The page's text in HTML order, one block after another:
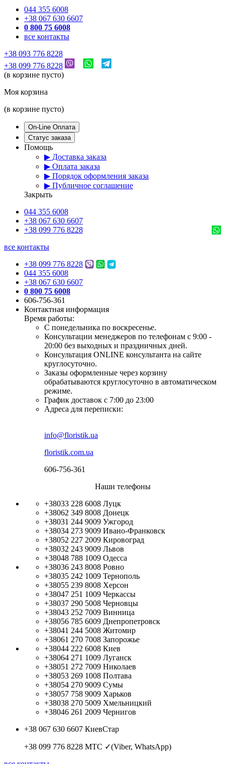
044 355 6008
+38 067 630 6607
0 800 75 6008
все контакты
+38 093 776 8228
+38 099 776 8228
(в корзине пусто)
Моя корзина
(в корзине пусто)
On-Line Оплата
Статус заказа
Помощь
▶ Доставка заказа
▶ Оплата заказа
▶ Порядок оформления заказа
▶ Публичное соглашение
Закрыть
044 355 6008
+38 067 630 6607
+38 099 776 8228
все контакты
+38 099 776 8228
044 355 6008
+38 067 630 6607
0 800 75 6008
606-756-361
Контактная информация
Время работы:
С понедельника по воскресенье.
Консультации менеджеров по телефонам с 9:00 -
20:00 без выходных и праздничных дней.
Консультация ONLINE консультанта на сайте
круглосуточно.
Заказы оформленные через корзину
обрабатываются круглосуточно в автоматическом
режиме.
График доставок с 7:00 до 23:00
Адреса для переписки:
info@floristik.ua
floristik.com.ua
606-756-361
Наши телефоны
+38033 228 6008 Луцк
+38062 349 8008 Донецк
+38031 244 9009 Ужгород
+38034 273 9009 Ивано-Франковск
+38052 227 2009 Кировоград
+38032 243 9009 Львов
+38048 788 1009 Одесса
+38036 243 8008 Ровно
+38035 242 1009 Тернополь
+38055 239 8008 Херсон
+38047 251 1009 Черкассы
+38037 290 5008 Черновцы
+38043 252 7009 Винница
+38056 785 6009 Днепропетровск
+38041 244 5008 Житомир
+38061 270 7008 Запорожье
+38044 222 6008 Киев
+38064 271 1009 Луганск
+38051 272 7009 Николаев
+38053 269 1008 Полтава
+38054 270 9009 Сумы
+38057 758 9009 Харьков
+38038 270 5009 Хмельницкий
+38046 261 2009 Чернигов
+38 067 630 6607 КиевСтар
+38 099 776 8228 МТС ✓(Viber, WhatsApp)